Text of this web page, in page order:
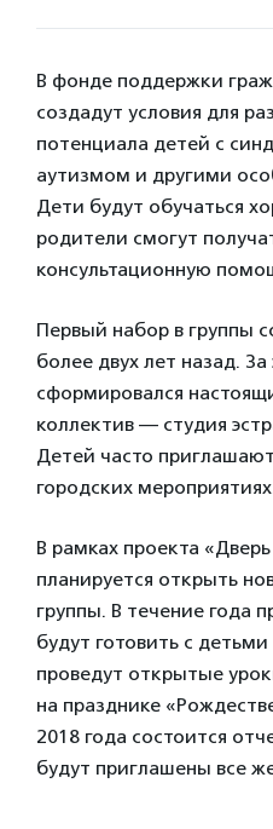
В фонде поддержки
создадут условия для
потенциала детей с
аутизмом и другими
Дети будут обучаться
родители смогут
консультационную
Первый набор в группы
более двух лет назад.
сформировался
коллектив — студия
Детей часто
городских
В рамках проекта
планируется открыть
группы. В течение года
будут готовить с
проведут открытые
на празднике
2018 года состоится
будут приглашены все